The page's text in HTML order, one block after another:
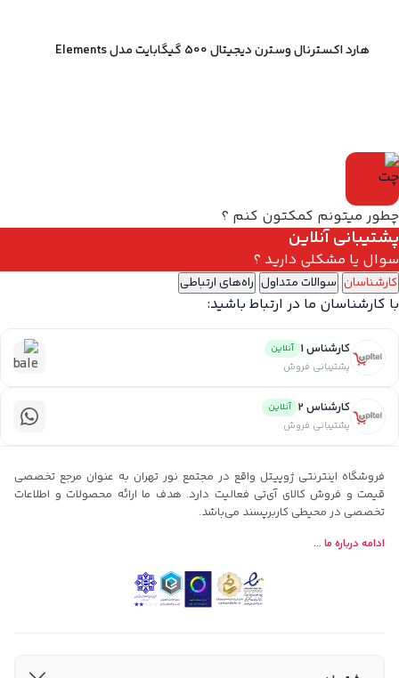
هارد اکسترنال وسترن دیجیتال 500 گیگابایت مدل Elements
چطور میتونم کمکتون کنم ؟
پشتیبانی آنلاین
سوال یا مشکلی دارید ؟
کارشناسان سوالات متداول راه‌های ارتباطی
با کارشناسان ما در ارتباط باشید:
کارشناس 1 آنلاین
پشتیبانی فروش
کارشناس 2 آنلاین
پشتیبانی فروش
فروشگاه اینترنتی ژوپیتل واقع در مجتمع نور تهران به عنوان مرجع تخصصی
قیمت و فروش کالای آی‌تی فعالیت دارد. هدف ما ارائه محصولات و اطلاعات
تخصصی در محیطی کاربرپسند می‌باشد.
ادامه درباره ما ...